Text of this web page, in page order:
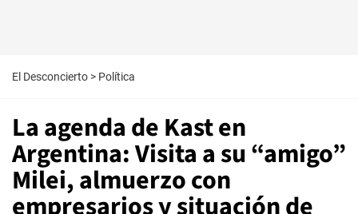
El Desconcierto > Política
La agenda de Kast en
Argentina: Visita a su “amigo”
Milei, almuerzo con